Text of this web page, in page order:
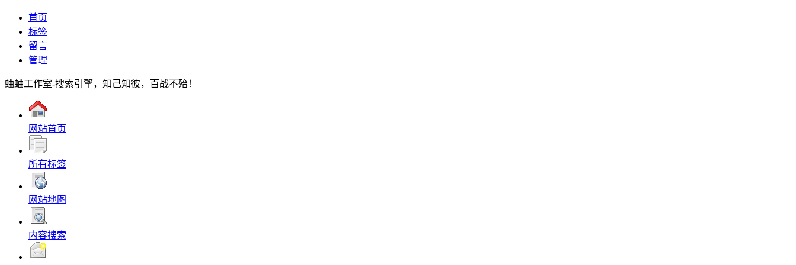
首页
标签
留言
管理
蛐蛐工作室-搜索引擎，知己知彼，百战不殆！
网站首页
所有标签
网站地图
内容搜索